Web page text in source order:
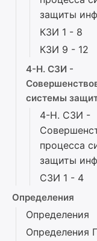
защиты
КЗИ 1 - 8
КЗИ 9 - 12
4-Н. СЗИ -
системы
4-Н. СЗИ -
процесса
защиты
СЗИ 1 - 4
Определения
Определения
Определения